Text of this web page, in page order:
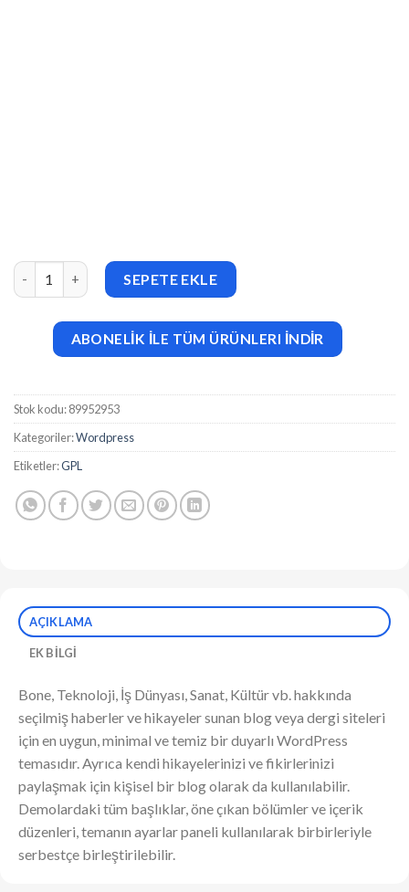
Bone v4.0.4 Minimal & Clean WordPress Blog Theme adet
SEPETE EKLE
ABONELİK İLE TÜM ÜRÜNLERI İNDİR
Stok kodu:89952953
Kategoriler:Wordpress
Etiketler:GPL
AÇIKLAMA
EK BILGI
Bone, Teknoloji, İş Dünyası, Sanat, Kültür vb. hakkında
seçilmiş haberler ve hikayeler sunan blog veya dergi siteleri
için en uygun, minimal ve temiz bir duyarlı WordPress
temasıdır. Ayrıca kendi hikayelerinizi ve fikirlerinizi
paylaşmak için kişisel bir blog olarak da kullanılabilir.
Demolardaki tüm başlıklar, öne çıkan bölümler ve içerik
düzenleri, temanın ayarlar paneli kullanılarak birbirleriyle
serbestçe birleştirilebilir.